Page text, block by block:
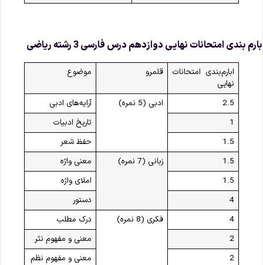
بندی امتحانات نهایی دوازدهم درس فارسی 3 رشته ریاضی
ابارم‌بندی امتحانات
نهایی
قلمرو موضوع
2.5 ادبی (5 نمره)
آرایه‌های ادبی
تاریخ ادبیات
1.5
حفظ شعر
1.5
زبانی (7 نمره)
معنی واژه
1.5
املای واژه
4
دستور
4
فکری (8 نمره)
درک مطلب
2
معنی و مفهوم نثر
2
معنی و مفهوم نظم